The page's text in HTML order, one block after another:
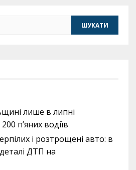
лише в липні
п’яних водіїв
і розтрощені авто: в
деталі ДТП на